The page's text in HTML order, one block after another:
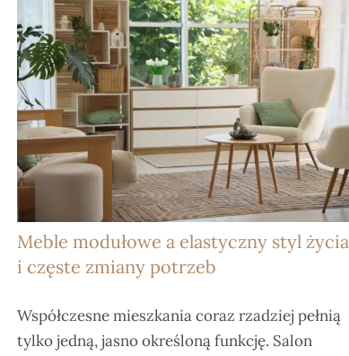
Meble modułowe a elastyczny styl życia
i częste zmiany potrzeb
Współczesne mieszkania coraz rzadziej pełnią
tylko jedną, jasno określoną funkcję. Salon